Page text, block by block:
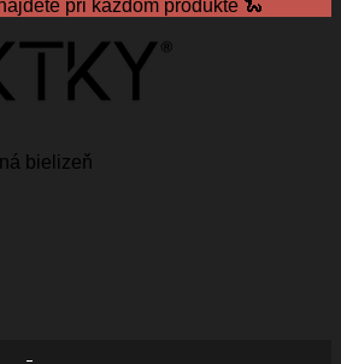
pri každom produkte 🐍
bielizeň